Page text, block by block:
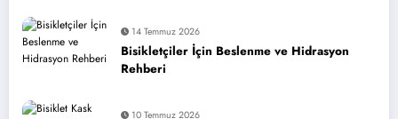
14 Temmuz 2026
Bisikletçiler İçin Beslenme ve Hidrasyon
Rehberi
10 Temmuz 2026